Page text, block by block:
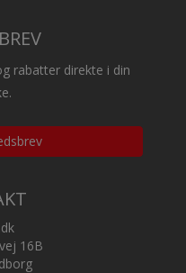
rabatter direkte i din
16B